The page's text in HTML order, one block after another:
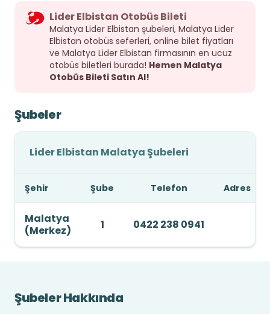
Lider Elbistan Otobüs Bileti
Malatya Lider Elbistan şubeleri, Malatya Lider
Elbistan otobüs seferleri, online bilet fiyatları
ve Malatya Lider Elbistan firmasının en ucuz
otobüs biletleri burada! Hemen Malatya
Otobüs Bileti Satın Al!
Şubeler
Lider Elbistan Malatya Şubeleri
Şehir Şube Telefon Adres
Malatya
(Merkez)
1 0422 238 0941
Şubeler Hakkında